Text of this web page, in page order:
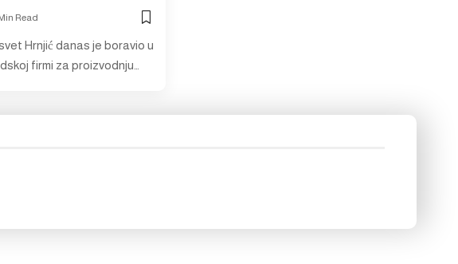
Read
Hrnjić danas je boravio u
firmi za proizvodnju…